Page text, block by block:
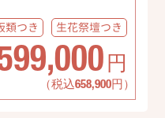
類つき 生花祭壇つき
円
（税込658,900円）